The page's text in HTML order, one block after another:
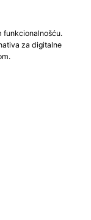
funkcionalnošću.
za digitalne